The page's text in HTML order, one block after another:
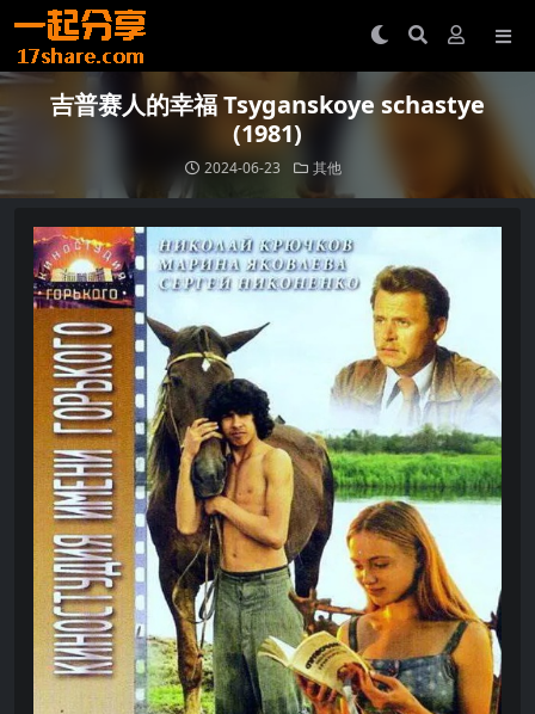
吉普赛人的幸福 Tsyganskoye schastye
(1981)
2024-06-23 其他